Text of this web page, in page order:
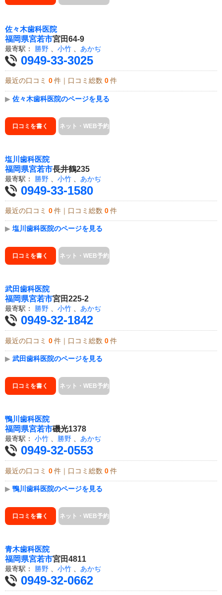
佐々木歯科医院
福岡県宮若市宮田64-9
最寄駅： 勝野 小竹 あかぢ
0949-33-3025
最近の口コミ 0 件｜口コミ総数 0 件
▶ 佐々木歯科医院のページを見る
口コミを書く ネット・WEB予約
塩川歯科医院
福岡県宮若市長井鶴235
最寄駅： 勝野 小竹 あかぢ
0949-33-1580
最近の口コミ 0 件｜口コミ総数 0 件
▶ 塩川歯科医院のページを見る
口コミを書く ネット・WEB予約
武田歯科医院
福岡県宮若市宮田225-2
最寄駅： 勝野 、 小竹 、 あかぢ
0949-32-1842
最近の口コミ 0 件｜口コミ総数 0 件
▶ 武田歯科医院のページを見る
口コミを書く ネット・WEB予約
鴨川歯科医院
福岡県宮若市磯光1378
最寄駅： 小竹 勝野 あかぢ
0949-32-0553
最近の口コミ 0 件｜口コミ総数 0 件
▶ 鴨川歯科医院のページを見る
口コミを書く ネット・WEB予約
青木歯科医院
福岡県宮若市宮田4811
最寄駅： 勝野 小竹 あかぢ
0949-32-0662